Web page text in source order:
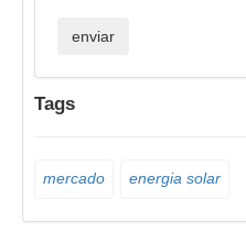
Tags
mercado energia solar